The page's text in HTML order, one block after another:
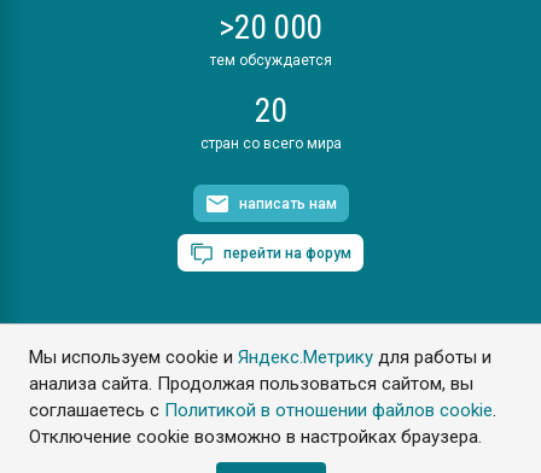
Мы используем cookie иЯндекс.Метрику для работы и
анализа сайта. Продолжая пользоваться сайтом, вы
соглашаетесь с Политикой в отношении файлов cookie.
Отключение cookie возможно в настройках браузера.
>20 000
тем обсуждается
20
стран со всего мира
написать нам
перейти на форум
ПластЭксперт © 2006. Все права защищены
Разрешается копирование материалов сайта с обязательной
ссылкой на www.e-plastic.ru
Разработка сайта